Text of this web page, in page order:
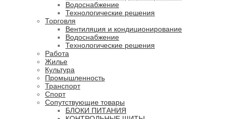
Водоснабжение
Технологические решения
Торговля
Вентиляция и кондиционирование
Водоснабжение
Технологические решения
Работа
Жилье
Культура
Промышленность
Транспорт
Спорт
Сопутствующие товары
БЛОКИ ПИТАНИЯ